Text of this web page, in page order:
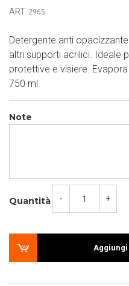
ART. 2965
Detergente anti
altri supporti acrilici. Ideale
protettive e visiere.
750 ml.
Note
Quantità - +